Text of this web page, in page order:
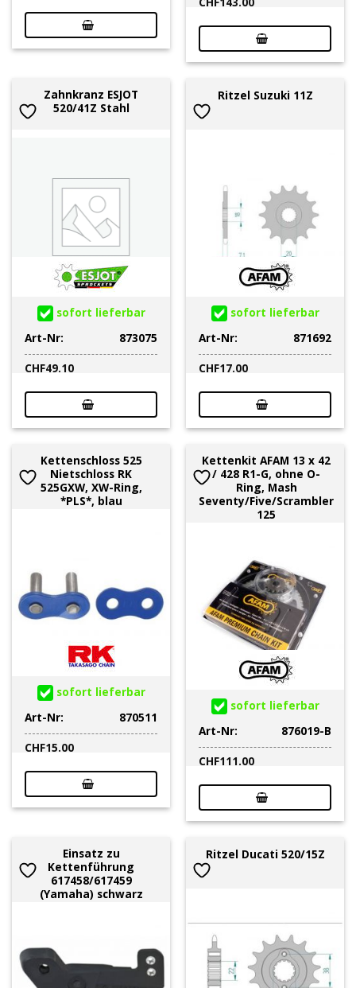
Zahnkranz ESJOT
520/41Z Stahl
sofort lieferbar
Art-Nr:
873075
CHF49.10
Ritzel Suzuki 11Z
sofort lieferbar
Art-Nr:
871692
CHF17.00
Kettenschloss 525
Nietschloss RK
525GXW, XW-Ring,
*PLS*, blau
sofort lieferbar
Art-Nr:
870511
CHF15.00
Kettenkit AFAM 13 x 42
/ 428 R1-G, ohne O-
Ring, Mash
Seventy/Five/Scrambler
125
sofort lieferbar
Art-Nr:
876019-B
CHF111.00
Einsatz zu
Kettenführung
617458/617459
(Yamaha) schwarz
Ritzel Ducati 520/15Z